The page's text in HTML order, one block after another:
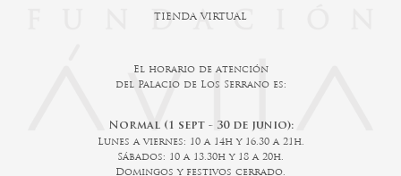
TIENDA VIRTUAL
El horario de atención
del Palacio de Los Serrano es:
Normal (1 sept - 30 de junio):
Lunes a viernes: 10 a 14h y 16.30 a 21h.
Sábados: 10 a 13.30h y 18 a 20h.
Domingos y festivos cerrado.